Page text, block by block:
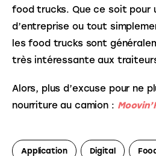
food trucks. Que ce soit pour
d’entreprise ou tout
les food trucks sont
très intéressante aux
Alors, plus d’excuse pour ne
nourriture au camion :
Application Digital